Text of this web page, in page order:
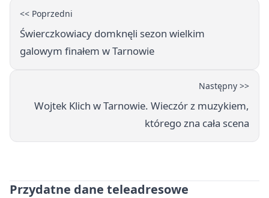
<< Poprzedni
Świerczkowiacy domknęli sezon wielkim
galowym finałem w Tarnowie
Następny >>
Wojtek Klich w Tarnowie. Wieczór z muzykiem,
którego zna cała scena
Przydatne dane teleadresowe